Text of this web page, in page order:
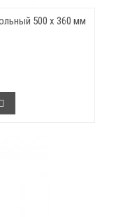
500 x 360 мм